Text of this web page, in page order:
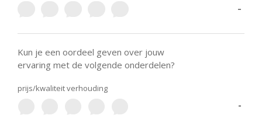
-
Kun je een oordeel geven over jouw
ervaring met de volgende onderdelen?
prijs/kwaliteit verhouding
-